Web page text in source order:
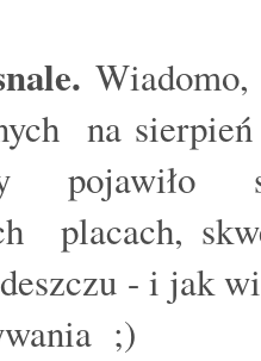
na
pojawiło
placach,
- i jak
;)